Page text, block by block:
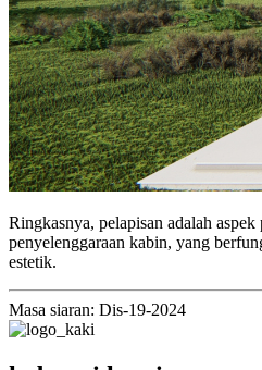
Ringkasnya, pelapisan adalah
penyelenggaraan kabin, yang
estetik.
Masa siaran: Dis-19-2024